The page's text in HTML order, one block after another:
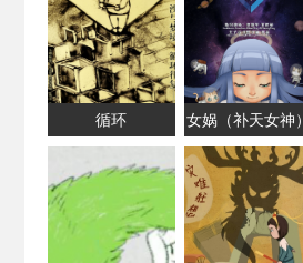
循环 女娲（补天女神）